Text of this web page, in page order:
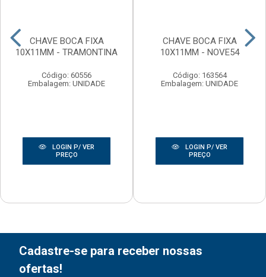
CHAVE BOCA FIXA
10X11MM - TRAMONTINA
Código: 60556
Embalagem: UNIDADE
LOGIN P/ VER
PREÇO
CHAVE BOCA FIXA
10X11MM - NOVE54
Código: 163564
Embalagem: UNIDADE
LOGIN P/ VER
PREÇO
Cadastre-se para receber nossas
ofertas!